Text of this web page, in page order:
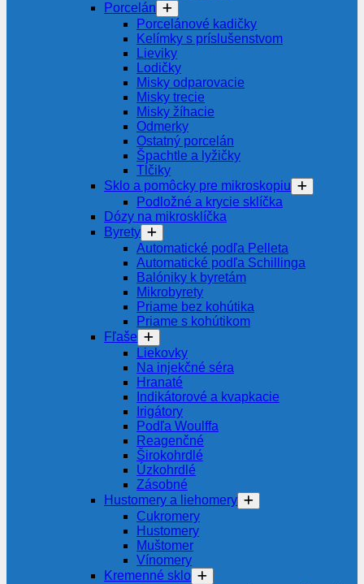
Porcelán
Porcelánové kadičky
Kelímky s príslušenstvom
Lieviky
Lodičky
Misky odparovacie
Misky trecie
Misky žíhacie
Odmerky
Ostatný porcelán
Špachtle a lyžičky
Tĺčiky
Sklo a pomôcky pre mikroskopiu
Podložné a krycie sklíčka
Dózy na mikrosklíčka
Byrety
Automatické podľa Pelleta
Automatické podľa Schillinga
Balóniky k byretám
Mikrobyrety
Priame bez kohútika
Priame s kohútikom
Fľaše
Liekovky
Na injekčné séra
Hranaté
Indikátorové a kvapkacie
Irigátory
Podľa Woulffa
Reagenčné
Širokohrdlé
Úzkohrdlé
Zásobné
Hustomery a liehomery
Cukromery
Hustomery
Muštomer
Vínomery
Kremenné sklo